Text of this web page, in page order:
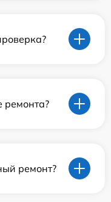
ремонта?
ремонт?